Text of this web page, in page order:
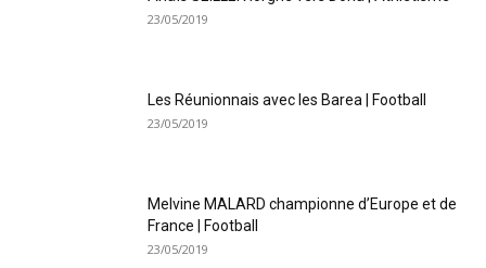
23/05/2019
Les Réunionnais avec les Barea | Football
23/05/2019
Melvine MALARD championne d’Europe et de
France | Football
23/05/2019